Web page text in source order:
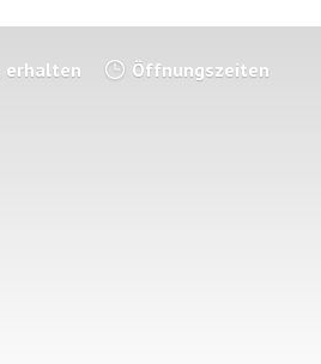
erhalten Öffnungszeiten